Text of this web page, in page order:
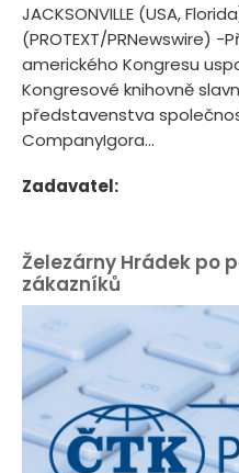
JACKSONVILLE (USA,
(PROTEXT/PRNewswire)
amerického Kongresu
Kongresové knihovně
představenstva
CompanyIgora...
Zadavatel:
Železárny Hrádek po
zákazníků